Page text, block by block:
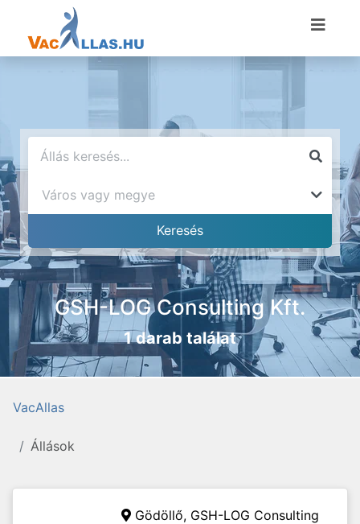
GSH-LOG Consulting Kft.
1 darab találat
VacAllas
Állások
Gödöllő, GSH-LOG Consulting